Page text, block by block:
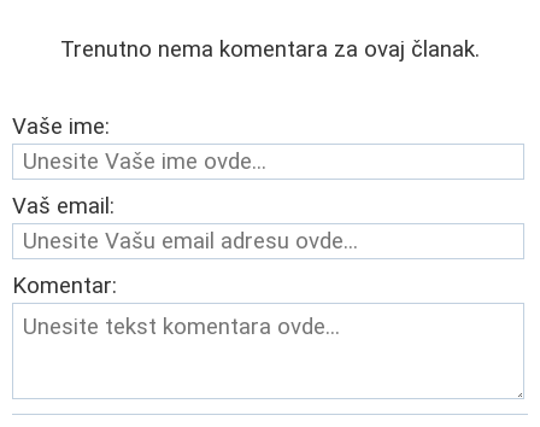
Trenutno nema komentara za ovaj članak.
Vaše ime:
Vaš email:
Komentar: